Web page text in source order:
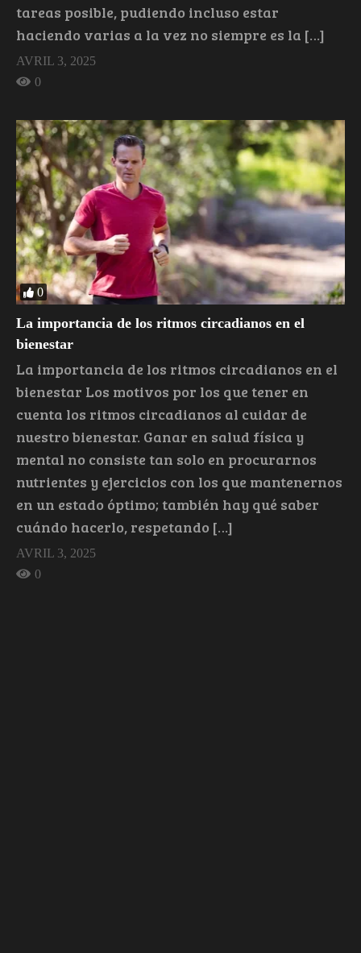
tareas posible, pudiendo incluso estar
haciendo varias a la vez no siempre es la […]
AVRIL 3, 2025
0
0
La importancia de los ritmos circadianos en el
bienestar
La importancia de los ritmos circadianos en el
bienestar Los motivos por los que tener en
cuenta los ritmos circadianos al cuidar de
nuestro bienestar. Ganar en salud física y
mental no consiste tan solo en procurarnos
nutrientes y ejercicios con los que mantenernos
en un estado óptimo; también hay qué saber
cuándo hacerlo, respetando […]
AVRIL 3, 2025
0